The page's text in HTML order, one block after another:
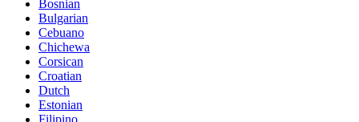
Bosnian
Bulgarian
Cebuano
Chichewa
Corsican
Croatian
Dutch
Estonian
Filipino